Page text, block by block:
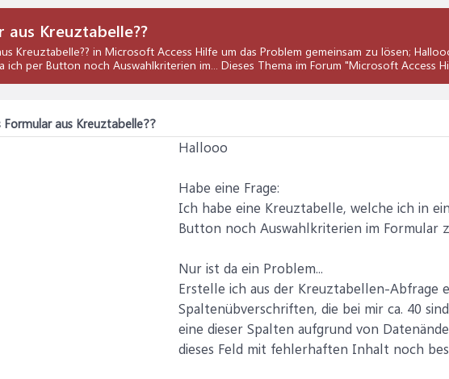
aus Kreuztabelle??
Kreuztabelle?? in Microsoft Access Hilfe um das Problem gemeinsam zu lösen;
per Button noch Auswahlkriterien im... Dieses Thema im Forum "Microsoft Access
Formular aus Kreuztabelle??
Hallooo
Habe eine Frage:
Ich habe eine Kreuztabelle, welche ich in
Button noch Auswahlkriterien im Formular
Nur ist da ein Problem...
Erstelle ich aus der Kreuztabellen-Abfrage
Spaltenübverschriften, die bei mir ca. 40
eine dieser Spalten aufgrund von
dieses Feld mit fehlerhaften Inhalt noch